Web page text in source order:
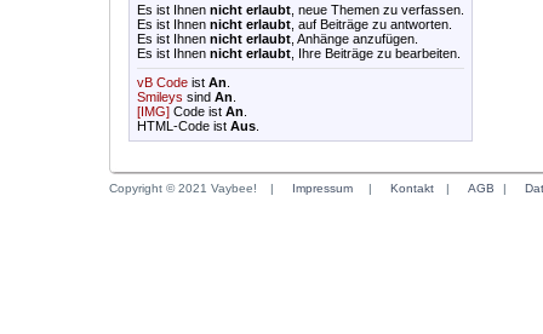
Es ist Ihnen nicht erlaubt , neue Themen zu verfassen.
Es ist Ihnen nicht erlaubt , auf Beiträge zu antworten.
Es ist Ihnen nicht erlaubt , Anhänge anzufügen.
Es ist Ihnen nicht erlaubt , Ihre Beiträge zu bearbeiten.
vB Code ist An
Smileys sind An
[IMG] Code ist An
HTML-Code ist Aus
Copyright © 2021 Vaybee! | Impressum | Kontakt | AGB |